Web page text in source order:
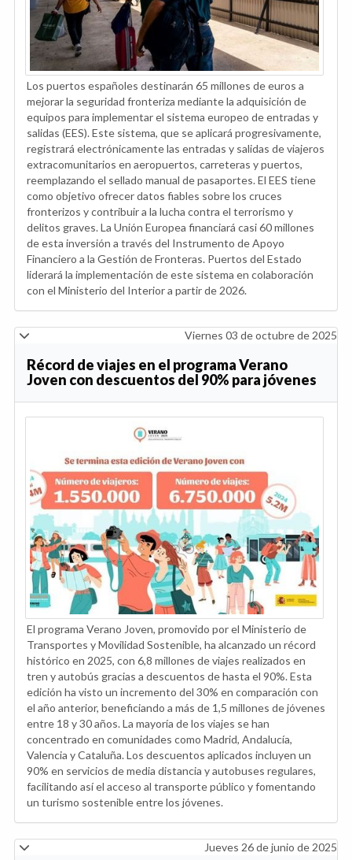
Los puertos españoles destinarán 65 millones de euros a
mejorar la seguridad fronteriza mediante la adquisición de
equipos para implementar el sistema europeo de entradas y
salidas (EES). Este sistema, que se aplicará progresivamente,
registrará electrónicamente las entradas y salidas de viajeros
extracomunitarios en aeropuertos, carreteras y puertos,
reemplazando el sellado manual de pasaportes. El EES tiene
como objetivo ofrecer datos fiables sobre los cruces
fronterizos y contribuir a la lucha contra el terrorismo y
delitos graves. La Unión Europea financiará casi 60 millones
de esta inversión a través del Instrumento de Apoyo
Financiero a la Gestión de Fronteras. Puertos del Estado
liderará la implementación de este sistema en colaboración
con el Ministerio del Interior a partir de 2026.
Viernes 03 de octubre de 2025
Récord de viajes en el programa Verano
Joven con descuentos del 90% para jóvenes
El programa Verano Joven, promovido por el Ministerio de
Transportes y Movilidad Sostenible, ha alcanzado un récord
histórico en 2025, con 6,8 millones de viajes realizados en
tren y autobús gracias a descuentos de hasta el 90%. Esta
edición ha visto un incremento del 30% en comparación con
el año anterior, beneficiando a más de 1,5 millones de jóvenes
entre 18 y 30 años. La mayoría de los viajes se han
concentrado en comunidades como Madrid, Andalucía,
Valencia y Cataluña. Los descuentos aplicados incluyen un
90% en servicios de media distancia y autobuses regulares,
facilitando así el acceso al transporte público y fomentando
un turismo sostenible entre los jóvenes.
Jueves 26 de junio de 2025